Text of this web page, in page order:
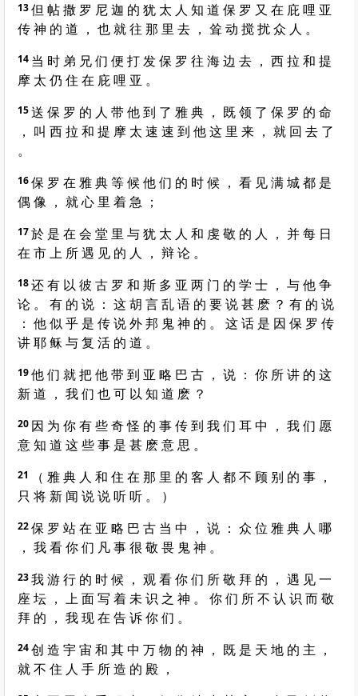
13但 帖 撒 罗 尼 迦 的 犹 太 人 知 道 保 罗 又 在 庇 哩 亚
传 神 的 道 ， 也 就 往 那 里 去 ， 耸 动 搅 扰 众 人 。
14 当 时 弟 兄 们 便 打 发 保 罗 往 海 边 去 ， 西 拉 和 提
摩 太 仍 住 在 庇 哩 亚 。
15送 保 罗 的 人 带 他 到 了 雅 典 ， 既 领 了 保 罗 的 命
， 叫 西 拉 和 提 摩 太 速 速 到 他 这 里 来 ， 就 回 去 了
。
16保 罗 在 雅 典 等 候 他 们 的 时 候 ， 看 见 满 城 都 是
偶 像 ， 就 心 里 着 急 ；
17於 是 在 会 堂 里 与 犹 太 人 和 虔 敬 的 人 ， 并 每 日
在 市 上 所 遇 见 的 人 ， 辩 论 。
18还 有 以 彼 古 罗 和 斯 多 亚 两 门 的 学 士 ， 与 他 争
论 。 有 的 说 ： 这 胡 言 乱 语 的 要 说 甚 麽 ？ 有 的 说
： 他 似 乎 是 传 说 外 邦 鬼 神 的 。 这 话 是 因 保 罗 传
讲 耶 稣 与 复 活 的 道 。
19他 们 就 把 他 带 到 亚 略 巴 古 ， 说 ： 你 所 讲 的 这
新 道 ， 我 们 也 可 以 知 道 麽 ？
20 因 为 你 有 些 奇 怪 的 事 传 到 我 们 耳 中 ， 我 们 愿
意 知 道 这 些 事 是 甚 麽 意 思 。
21
（ 雅 典 人 和 住 在 那 里 的 客 人 都 不 顾 别 的 事 ，
只 将 新 闻 说 说 听 听 。 ）
22保 罗 站 在 亚 略 巴 古 当 中 ， 说 ： 众 位 雅 典 人 哪
， 我 看 你 们 凡 事 很 敬 畏 鬼 神 。
23我 游 行 的 时 候 ， 观 看 你 们 所 敬 拜 的 ， 遇 见 一
座 坛 ， 上 面 写 着 未 识 之 神 。 你 们 所 不 认 识 而 敬
拜 的 ， 我 现 在 告 诉 你 们 。
24创 造 宇 宙 和 其 中 万 物 的 神 ， 既 是 天 地 的 主 ，
就 不 住 人 手 所 造 的 殿 ，